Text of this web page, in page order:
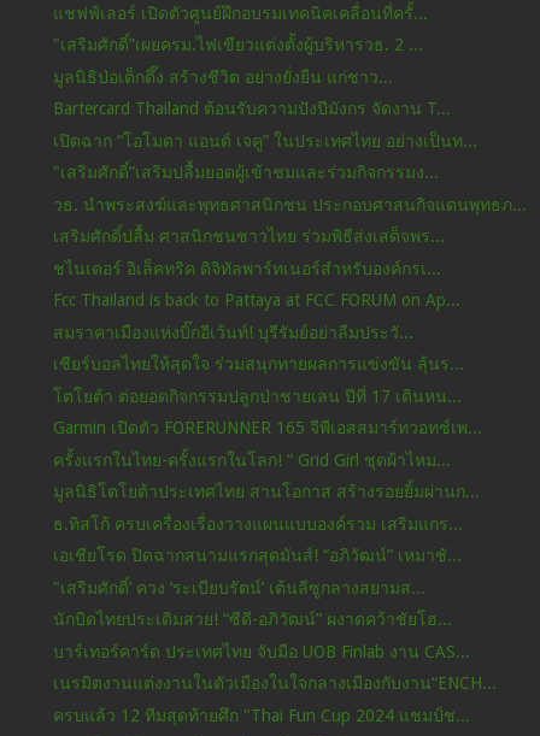
แชฟฟ์เลอร์ เปิดตัวศูนย์ฝึกอบรมเทคนิคเคลื่อนที่ครั้...
"เสริมศักดิ์”เผยครม.ไฟเขียวแต่งตั้งผู้บริหารวธ. 2 ...
มูลนิธิป่อเต็กตึ๊ง สร้างชีวิต อย่างยั่งยืน แก่ชาว...
Bartercard Thailand ต้อนรับความปังปีมังกร จัดงาน T...
เปิดฉาก “โอโมดา แอนด์ เจคู” ในประเทศไทย อย่างเป็นท...
"เสริมศักดิ์”เสริมปลื้มยอดผู้เข้าชมและร่วมกิจกรรมง...
วธ. นำพระสงฆ์และพุทธศาสนิกชน ประกอบศาสนกิจแดนพุทธภ...
เสริมศักดิ์ปลื้ม ศาสนิกชนชาวไทย ร่วมพิธีส่งเสด็จพร...
ชไนเดอร์ อิเล็คทริค ดิจิทัลพาร์ทเนอร์สำหรับองค์กรเ...
Fcc Thailand is back to Pattaya at FCC FORUM on Ap...
สมราคาเมืองแห่งบิ๊กอีเว้นท์! บุรีรัมย์อย่าลืมประวั...
เชียร์บอลไทยให้สุดใจ ร่วมสนุกทายผลการแข่งขัน ลุ้นร...
โตโยต้า ต่อยอดกิจกรรมปลูกป่าชายเลน ปีที่ 17 เดินหน...
Garmin เปิดตัว FORERUNNER 165 จีพีเอสสมาร์ทวอทช์เพ...
ครั้งแรกในไทย-ครั้งแรกในโลก! “ Grid Girl ชุดผ้าไหม...
มูลนิธิโตโยต้าประเทศไทย สานโอกาส สร้างรอยยิ้มผ่านก...
ธ.ทิสโก้ ครบเครื่องเรื่องวางแผนแบบองค์รวม เสริมแกร...
เอเชียโรด ปิดฉากสนามแรกสุดมันส์! “อภิวัฒน์” เหมาชั...
"เสริมศักดิ์’ ควง ‘ระเบียบรัตน์’ เต้นลีซูกลางสยามส...
นักบิดไทยประเดิมสวย! “ซีดี-อภิวัฒน์” ผงาดคว้าชัยโฮ...
บาร์เทอร์คาร์ด ประเทศไทย จับมือ UOB Finlab งาน CAS...
เนรมิตงานแต่งงานในตัวเมืองในใจกลางเมืองกับงาน“ENCH...
ครบแล้ว 12 ทีมสุดท้ายศึก "Thai Fun Cup 2024 แชมป์ช...